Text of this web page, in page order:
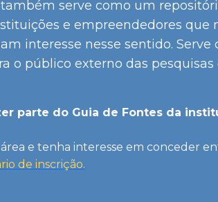
serve como um
e empreendedores que
interesse nesse sentido. Serve
o público externo das
parte do Guia de Fontes da
e tenha interesse em conceder
de inscrição.